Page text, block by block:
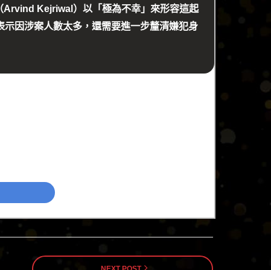
Arvind Kejriwal）以「極為不幸」來形容這起
因涉案人數太多，還需要進一步釐清嫌犯身